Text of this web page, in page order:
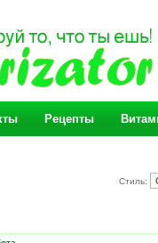
Рецепты
Стиль: